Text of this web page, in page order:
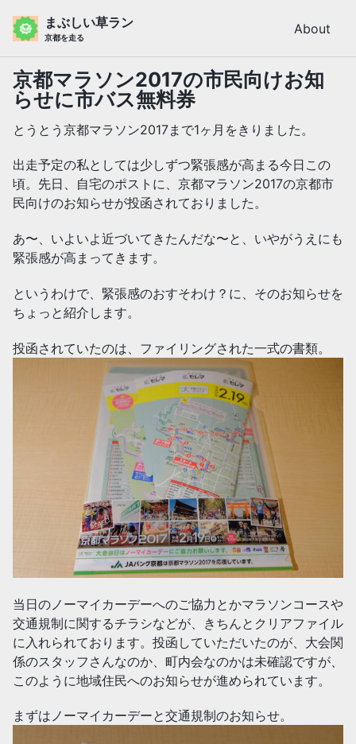
navigation
まぶしい草ラン
京都を走る
About
京都マラソン2017の市民向けお知
らせに市バス無料券
とうとう京都マラソン2017まで1ヶ月をきりました。
出走予定の私としては少しずつ緊張感が高まる今日この
頃。先日、自宅のポストに、京都マラソン2017の京都市
民向けのお知らせが投函されておりました。
あ〜、いよいよ近づいてきたんだな〜と、いやがうえにも
緊張感が高まってきます。
というわけで、緊張感のおすそわけ？に、そのお知らせを
ちょっと紹介します。
投函されていたのは、ファイリングされた一式の書類。
当日のノーマイカーデーへのご協力とかマラソンコースや
交通規制に関するチラシなどが、きちんとクリアファイル
に入れられております。投函していただいたのが、大会関
係のスタッフさんなのか、町内会なのかは未確認ですが、
このように地域住民へのお知らせが進められています。
まずはノーマイカーデーと交通規制のお知らせ。